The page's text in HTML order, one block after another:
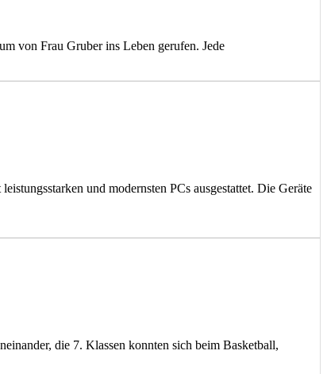
von Frau Gruber ins Leben gerufen. Jede
und modernsten PCs ausgestattet. Die Geräte
die 7. Klassen konnten sich beim Basketball,